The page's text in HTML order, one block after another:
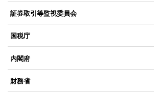
証券取引等監視委員会
国税庁
内閣府
財務省